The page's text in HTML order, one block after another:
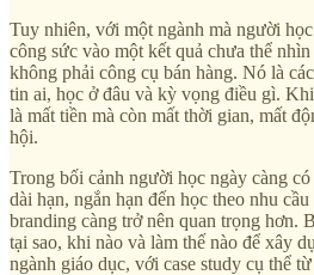
Tuy nhiên, với một ngành mà người
công sức vào một kết quả chưa thể
không phải công cụ bán hàng. Nó là
tin ai, học ở đâu và kỳ vọng điều gì.
là mất tiền mà còn mất thời gian, mất
hội.
Trong bối cảnh người học ngày càng
dài hạn, ngắn hạn đến học theo nhu
branding càng trở nên quan trọng hơn.
tại sao, khi nào và làm thế nào để xây
ngành giáo dục, với case study cụ thể